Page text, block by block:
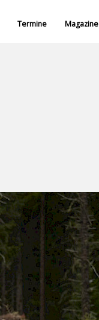
Termine Magazine